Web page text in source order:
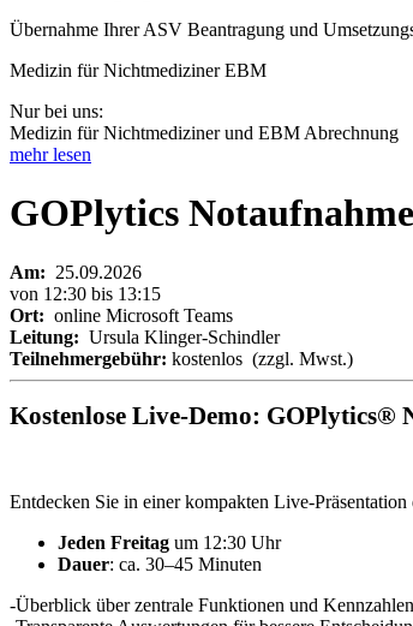
Übernahme Ihrer ASV Beantragung und
Medizin für Nichtmediziner EBM
Nur bei uns:
Medizin für Nichtmediziner und EBM Abrechnung
mehr lesen
GOPlytics
Am: 25.09.2026
von 12:30 bis 13:15
Ort: online Microsoft Teams
Leitung: Ursula Klinger-Schindler
Teilnehmergebühr: kostenlos (zzgl. Mwst.)
Kostenlose Live‑Demo: GOPlytics®
Entdecken Sie in einer kompakten
Jeden Freitag um 12:30 Uhr
Dauer: ca. 30–45 Minuten
-Überblick über zentrale Funktionen und Kennzahlen